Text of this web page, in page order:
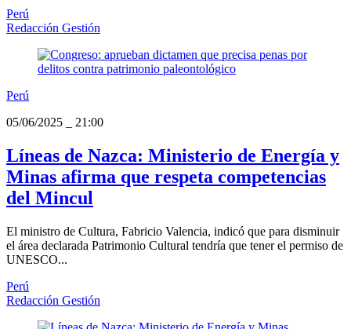
Perú
Redacción Gestión
Perú
05/06/2025
21:00
Líneas de Nazca: Ministerio de Energía y
Minas afirma que respeta competencias
del Mincul
El ministro de Cultura, Fabricio Valencia, indicó que para disminuir
el área declarada Patrimonio Cultural tendría que tener el permiso de
UNESCO...
Perú
Redacción Gestión